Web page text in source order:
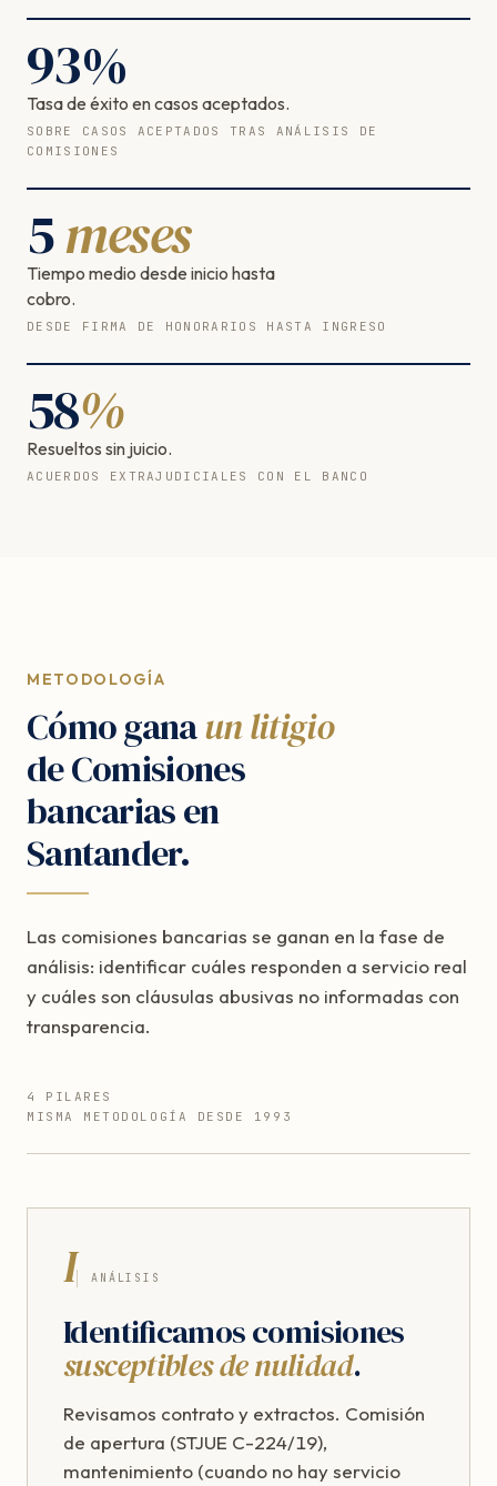
93%
Tasa de éxito en casos aceptados.
SOBRE CASOS ACEPTADOS TRAS ANÁLISIS DE
COMISIONES
5meses
Tiempo medio desde inicio hasta
cobro.
DESDE FIRMA DE HONORARIOS HASTA INGRESO
58%
Resueltos sin juicio.
ACUERDOS EXTRAJUDICIALES CON EL BANCO
METODOLOGÍA
Cómo ganaun litigio
de Comisiones
bancarias en
Santander.
Las comisiones bancarias se ganan en la fase de
análisis: identificar cuáles responden a servicio real
y cuáles son cláusulas abusivas no informadas con
transparencia.
4 PILARES
MISMA METODOLOGÍA DESDE 1993
I ANÁLISIS
Identificamos comisiones
susceptibles de nulidad.
Revisamos contrato y extractos. Comisión
de apertura (STJUE C-224/19),
mantenimiento (cuando no hay servicio